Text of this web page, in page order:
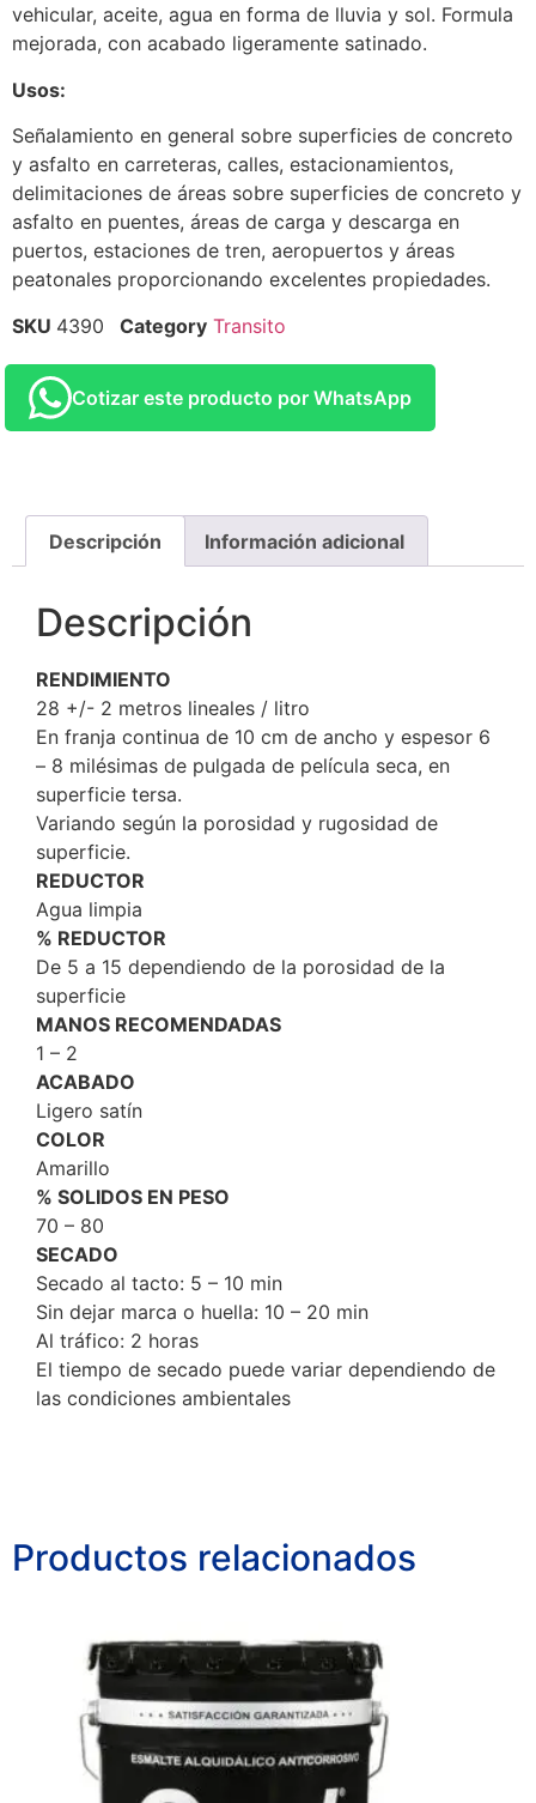
vehicular, aceite, agua en forma de lluvia y sol. Formula
mejorada, con acabado ligeramente satinado.
Usos:
Señalamiento en general sobre superficies de concreto
y asfalto en carreteras, calles, estacionamientos,
delimitaciones de áreas sobre superficies de concreto y
asfalto en puentes, áreas de carga y descarga en
puertos, estaciones de tren, aeropuertos y áreas
peatonales proporcionando excelentes propiedades.
SKU 4390 Category Transito
Cotizar este producto por WhatsApp
Descripción Información adicional
Descripción
RENDIMIENTO
28 +/- 2 metros lineales / litro
En franja continua de 10 cm de ancho y espesor 6
– 8 milésimas de pulgada de película seca, en
superficie tersa.
Variando según la porosidad y rugosidad de
superficie.
REDUCTOR
Agua limpia
% REDUCTOR
De 5 a 15 dependiendo de la porosidad de la
superficie
MANOS RECOMENDADAS
1 – 2
ACABADO
Ligero satín
COLOR
Amarillo
% SOLIDOS EN PESO
70 – 80
SECADO
Secado al tacto: 5 – 10 min
Sin dejar marca o huella: 10 – 20 min
Al tráfico: 2 horas
El tiempo de secado puede variar dependiendo de
las condiciones ambientales
Productos relacionados